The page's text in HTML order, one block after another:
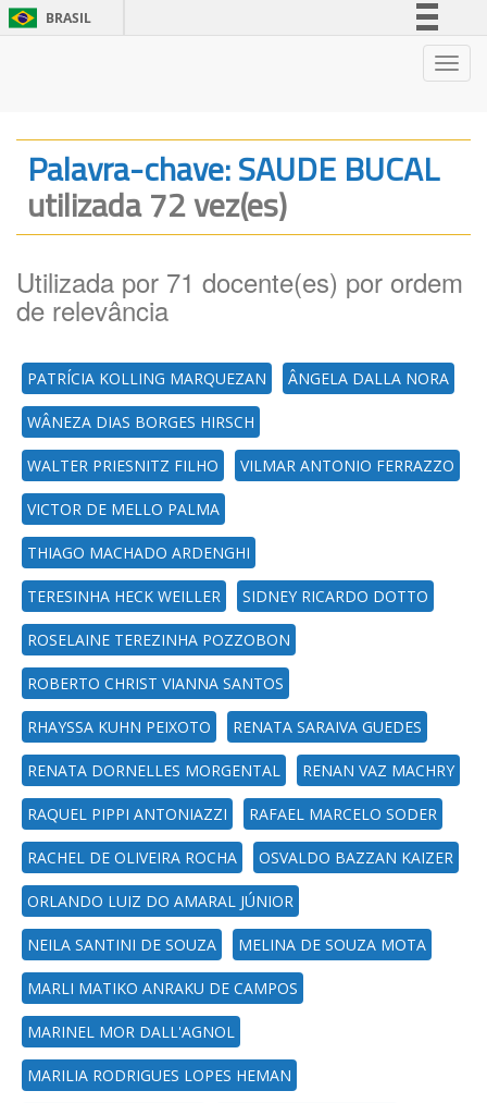
BRASIL
Legislação
Palavra-chave: SAUDE BUCAL
utilizada 72 vez(es)
Utilizada por 71 docente(es) por ordem
de relevância
PATRÍCIA KOLLING MARQUEZAN ÂNGELA DALLA NORA
WÂNEZA DIAS BORGES HIRSCH
WALTER PRIESNITZ FILHO VILMAR ANTONIO FERRAZZO
VICTOR DE MELLO PALMA
THIAGO MACHADO ARDENGHI
TERESINHA HECK WEILLER SIDNEY RICARDO DOTTO
ROSELAINE TEREZINHA POZZOBON
ROBERTO CHRIST VIANNA SANTOS
RHAYSSA KUHN PEIXOTO RENATA SARAIVA GUEDES
RENATA DORNELLES MORGENTAL RENAN VAZ MACHRY
RAQUEL PIPPI ANTONIAZZI RAFAEL MARCELO SODER
RACHEL DE OLIVEIRA ROCHA OSVALDO BAZZAN KAIZER
ORLANDO LUIZ DO AMARAL JÚNIOR
NEILA SANTINI DE SOUZA MELINA DE SOUZA MOTA
MARLI MATIKO ANRAKU DE CAMPOS
MARINEL MOR DALL'AGNOL
MARILIA RODRIGUES LOPES HEMAN